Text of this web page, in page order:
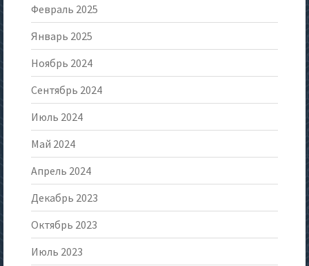
Февраль 2025
Январь 2025
Ноябрь 2024
Сентябрь 2024
Июль 2024
Май 2024
Апрель 2024
Декабрь 2023
Октябрь 2023
Июль 2023